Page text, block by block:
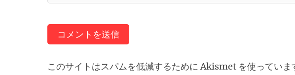
このサイトはスパムを低減するために Akismet を使っていま